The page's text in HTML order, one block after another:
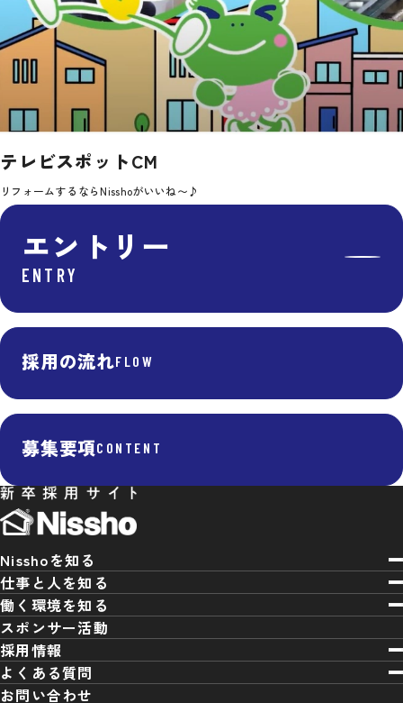
テレビスポットCM
リフォームするならNisshoがいいね〜♪
エントリー
ENTRY
採用の流れFLOW
募集要項CONTENT
Nisshoを知る
Nisshoとは
データで知るNissho
会社概要
拠点情報
仕事と人を知る
職種紹介
先輩の声
次世代リーダーTALK
女性社員TALK
働く環境を知る
福利厚生・制度
働き方改革
制度利用者の声
スポンサー活動
採用情報
採用の流れ
よくある質問
企業サイト
お問い合わせ